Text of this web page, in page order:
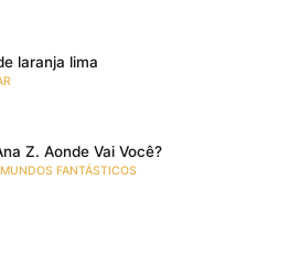
laranja lima
Z. Aonde Vai Você?
FANTÁSTICOS